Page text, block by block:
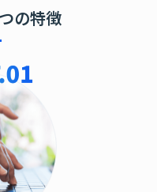
の特徴